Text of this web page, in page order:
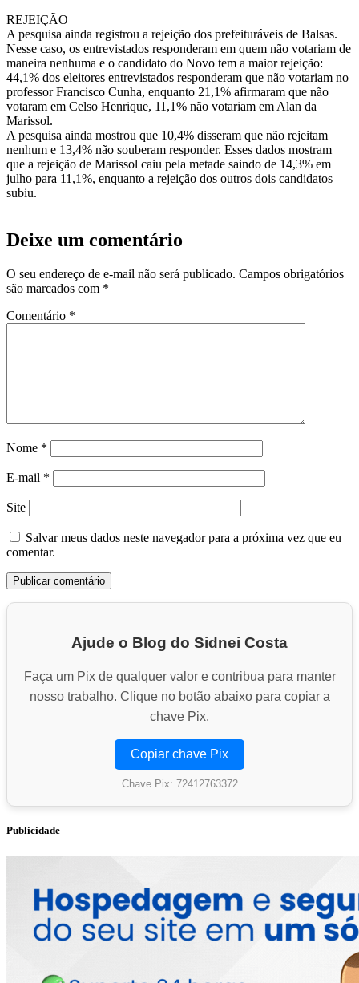
REJEIÇÃO
A pesquisa ainda registrou a rejeição dos prefeituráveis de Balsas.
Nesse caso, os entrevistados responderam em quem não votariam de
maneira nenhuma e o candidato do Novo tem a maior rejeição:
44,1% dos eleitores entrevistados responderam que não votariam no
professor Francisco Cunha, enquanto 21,1% afirmaram que não
votaram em Celso Henrique, 11,1% não votariam em Alan da
Marissol.
A pesquisa ainda mostrou que 10,4% disseram que não rejeitam
nenhum e 13,4% não souberam responder. Esses dados mostram
que a rejeição de Marissol caiu pela metade saindo de 14,3% em
julho para 11,1%, enquanto a rejeição dos outros dois candidatos
subiu.
Deixe um comentário
O seu endereço de e-mail não será publicado. Campos obrigatórios
são marcados com *
Comentário *
Nome *
E-mail *
Site
Salvar meus dados neste navegador para a próxima vez que eu
comentar.
Ajude o Blog do Sidnei Costa
Faça um Pix de qualquer valor e contribua para manter
nosso trabalho. Clique no botão abaixo para copiar a
chave Pix.
Copiar chave Pix
Chave Pix: 72412763372
Publicidade